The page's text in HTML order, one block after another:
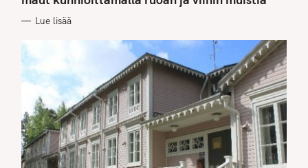
O
I
Lue lisää